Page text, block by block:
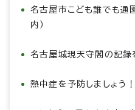
名古屋市こども誰でも通
内）
名古屋城現天守閣の記録
熱中症を予防しましょう！